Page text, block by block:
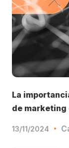
La
de
13/11/2024